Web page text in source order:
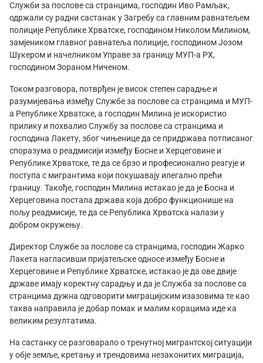
Служби за послове са странцима, господин Иво Рамљак,
одржали су радни састанак у Загребу са главним равнатељем
полиције Републике Хрватске, господином Николом Милином,
замјеником главног равнатеља полиције, господином Јозом
Шукером и начелником Управе за границу МУП-а РХ,
господином Зораном Ниченом.
Током разговора, потврђен је висок степен сарадње и
разумијевања између Службе за послове са странцима и МУП-
а Републике Хрватске, а господин Милина је искористио
прилику и похвалио Службу за послове са странцима и
господина Лакету, због чињенице да се придржава потписаног
споразума о реадмисији између Босне и Херцеговине и
Републике Хрватске, те да се брзо и професионално реагује и
поступа с мигрантима који покушавају илегално прећи
границу. Такође, господин Милина истакао је да је Босна и
Херцеговина постала држава која добро функционише на
пољу реадмисије, те да се Република Хрватска налази у
добром окружењу.
Директор Службе за послове са странцима, господин Жарко
Лакета нагласивши пријатељске односе између Босне и
Херцеговине и Републике Хрватске, истакао је да ове двије
државе имају коректну сарадњу и да је Служба за послове са
странцима дужна одговорити миграцијским изазовима те као
таква направила је добар помак и малим корацима иде ка
великим резултатима.
На састанку се разговарало о тренутној мигрантској ситуацији
у обје земље, кретању и трендовима незаконитих миграција,